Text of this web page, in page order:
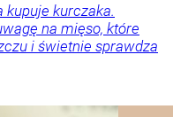
kupuje kurczaka.
na mięso, które
i świetnie sprawdza